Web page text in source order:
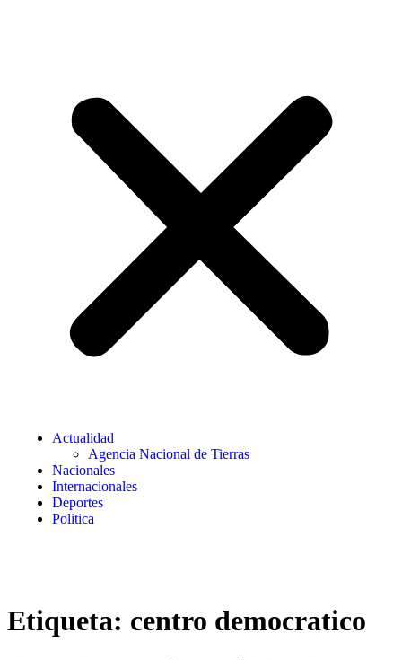
Actualidad
Agencia Nacional de Tierras
Nacionales
Internacionales
Deportes
Politica
Etiqueta: centro democratico